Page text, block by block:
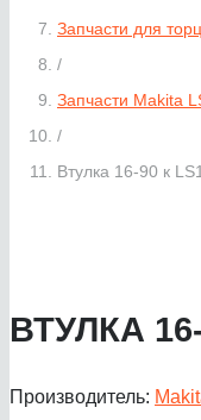
Запчасти для
/
Запчасти Makita
/
Втулка 16-90 к
ВТУЛКА
Производитель: